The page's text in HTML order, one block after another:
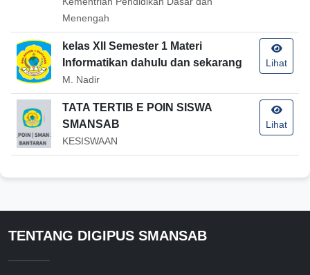
Menengah
kelas XII Semester 1 Materi
Informatikan dahulu dan sekarang
M. Nadir
Lihat
TATA TERTIB E POIN SISWA
SMANSAB
KESISWAAN
Lihat
TENTANG DIGIPUS SMANSAB